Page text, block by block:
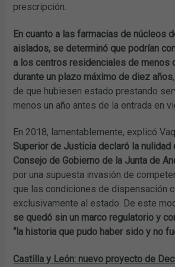
prescripción.
En cuanto a las farmacias de núcleos
aislados, se determinó que podrían
a los centros residenciales de menos
durante un plazo máximo de diez años
de que hubiesen estado prestando
menos un año antes de la entrada en
En 2018, lamentablemente, explicó
Superior de Justicia declaró la nulidad
Consejo de Gobierno de la Junta de
por una supuesta invasión de
que las condiciones de dispensación
exclusivamente al estado. De este
se quedó sin un marco regulatorio y
“la historia que pudo haber sido y no
Castilla y León: nuevo proyecto de